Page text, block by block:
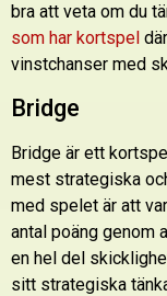
bra att veta om du
som har kortspel
vinstchanser med
Bridge
Bridge är ett
mest strategiska
med spelet är att
antal poäng genom
en hel del
sitt strategiska